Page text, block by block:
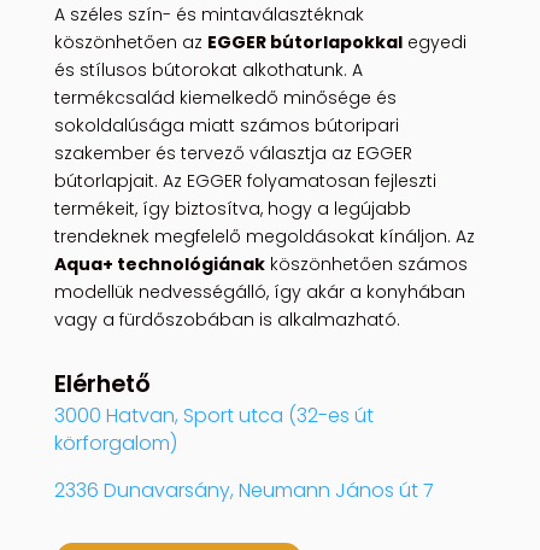
A széles szín- és mintaválasztéknak
köszönhetően az EGGER bútorlapokkalegyedi
és stílusos bútorokat alkothatunk. A
termékcsalád kiemelkedő minősége és
sokoldalúsága miatt számos bútoripari
szakember és tervező választja az EGGER
bútorlapjait. Az EGGER folyamatosan fejleszti
termékeit, így biztosítva, hogy a legújabb
trendeknek megfelelő megoldásokat kínáljon. Az
Aqua+ technológiánakköszönhetően számos
modellük nedvességálló, így akár a konyhában
vagy a fürdőszobában is alkalmazható.
Elérhető
3000 Hatvan, Sport utca (32-es út
körforgalom)
2336 Dunavarsány, Neumann János út 7